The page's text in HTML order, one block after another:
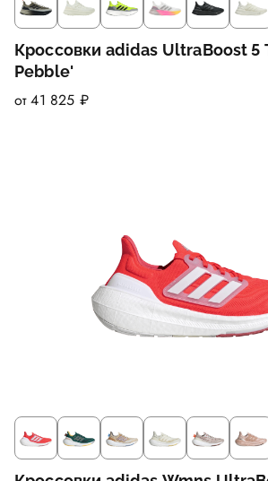
Кроссовки adidas UltraBoost 5
Pebble'
от 41 825 ₽